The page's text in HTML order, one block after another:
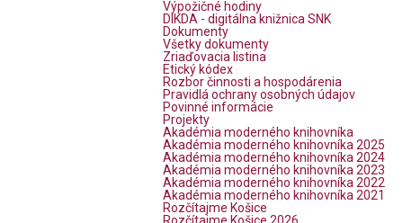
Výpožičné hodiny
DIKDA - digitálna knižnica SNK
Dokumenty
Všetky dokumenty
Zriaďovacia listina
Etický kódex
Rozbor činnosti a hospodárenia
Pravidlá ochrany osobných údajov
Povinné informácie
Projekty
Akadémia moderného knihovníka
Akadémia moderného knihovníka 2025
Akadémia moderného knihovníka 2024
Akadémia moderného knihovníka 2023
Akadémia moderného knihovníka 2022
Akadémia moderného knihovníka 2021
Rozčítajme Košice